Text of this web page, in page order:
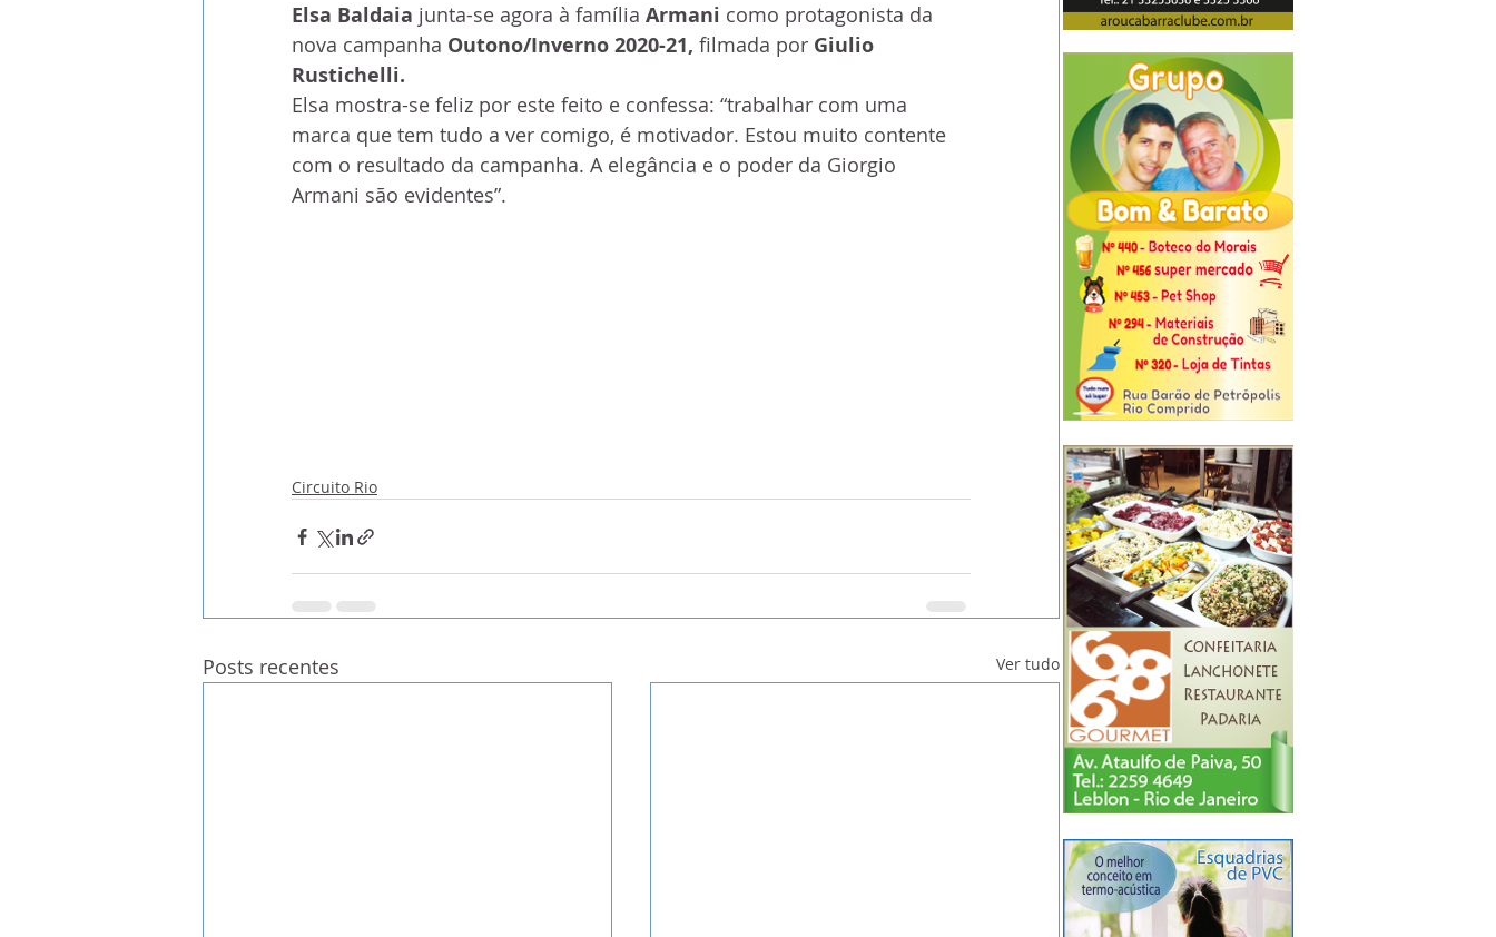
Elsa Baldaia junta-se agora à família Armani como protagonista da
nova campanha Outono/Inverno 2020-21, filmada por Giulio
Rustichelli.
Elsa mostra-se feliz por este feito e confessa: “trabalhar com uma
marca que tem tudo a ver comigo, é motivador. Estou muito contente
com o resultado da campanha. A elegância e o poder da Giorgio
Armani são evidentes”.
Circuito Rio
Posts recentes Ver tudo